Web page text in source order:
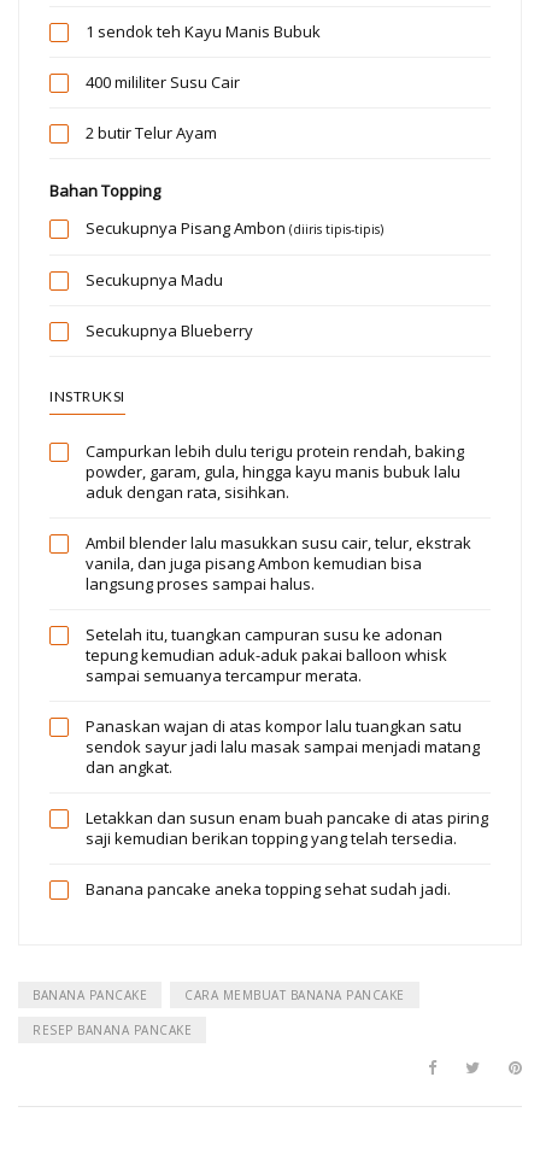
1 sendok teh Kayu Manis Bubuk
400 mililiter Susu Cair
2 butirTelur Ayam
Bahan Topping
Secukupnya Pisang Ambon (diiris tipis-tipis)
Secukupnya Madu
Secukupnya Blueberry
INSTRUKSI
Campurkan lebih dulu terigu protein rendah, baking
powder, garam, gula, hingga kayu manis bubuk lalu
aduk dengan rata, sisihkan.
Ambil blender lalu masukkan susu cair, telur, ekstrak
vanila, dan juga pisang Ambon kemudian bisa
langsung proses sampai halus.
Setelah itu, tuangkan campuran susu ke adonan
tepung kemudian aduk-aduk pakai balloon whisk
sampai semuanya tercampur merata.
Panaskan wajan di atas kompor lalu tuangkan satu
sendok sayur jadi lalu masak sampai menjadi matang
dan angkat.
Letakkan dan susun enam buah pancake di atas piring
saji kemudian berikan topping yang telah tersedia.
Banana pancake aneka topping sehat sudah jadi.
BANANA PANCAKE CARA MEMBUAT BANANA PANCAKE
RESEP BANANA PANCAKE